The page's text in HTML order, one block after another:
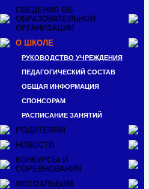
СВЕДЕНИЯ ОБ
ОБРАЗОВАТЕЛЬНОЙ
ОРГАНИЗАЦИИ
О ШКОЛЕ
РУКОВОДСТВО УЧРЕЖДЕНИЯ
ПЕДАГОГИЧЕСКИЙ СОСТАВ
ОБЩАЯ ИНФОРМАЦИЯ
CПОНСОРАМ
РАСПИСАНИЕ ЗАНЯТИЙ
РОДИТЕЛЯМ
НОВОСТИ
КОНКУРСЫ И
СОРЕВНОВАНИЯ
ФОТОАЛЬБОМ